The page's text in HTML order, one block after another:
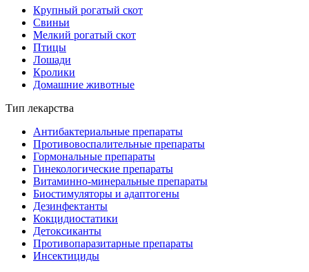
Крупный рогатый скот
Свиньи
Мелкий рогатый скот
Птицы
Лошади
Кролики
Домашние животные
Тип лекарства
Антибактериальные препараты
Противовоспалительные препараты
Гормональные препараты
Гинекологические препараты
Витаминно-минеральные препараты
Биостимуляторы и адаптогены
Дезинфектанты
Кокцидиостатики
Детоксиканты
Противопаразитарные препараты
Инсектициды